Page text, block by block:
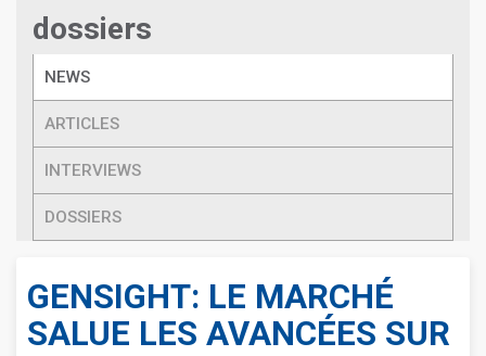
dossiers
NEWS
ARTICLES
INTERVIEWS
DOSSIERS
GENSIGHT: LE MARCHÉ
SALUE LES AVANCÉES SUR